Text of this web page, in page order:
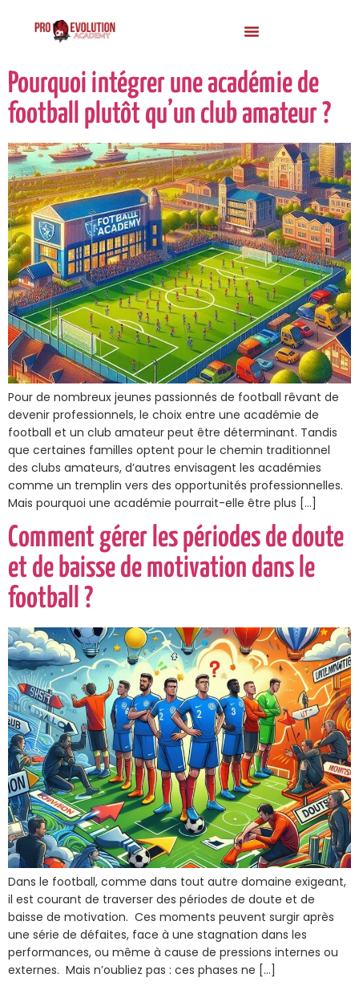
Pourquoi intégrer une académie de
football plutôt qu’un club amateur ?
Pour de nombreux jeunes passionnés de football rêvant de
devenir professionnels, le choix entre une académie de
football et un club amateur peut être déterminant. Tandis
que certaines familles optent pour le chemin traditionnel
des clubs amateurs, d’autres envisagent les académies
comme un tremplin vers des opportunités professionnelles.
Mais pourquoi une académie pourrait-elle être plus […]
Comment gérer les périodes de doute
et de baisse de motivation dans le
football ?
Dans le football, comme dans tout autre domaine exigeant,
il est courant de traverser des périodes de doute et de
baisse de motivation. Ces moments peuvent surgir après
une série de défaites, face à une stagnation dans les
performances, ou même à cause de pressions internes ou
externes. Mais n’oubliez pas : ces phases ne […]